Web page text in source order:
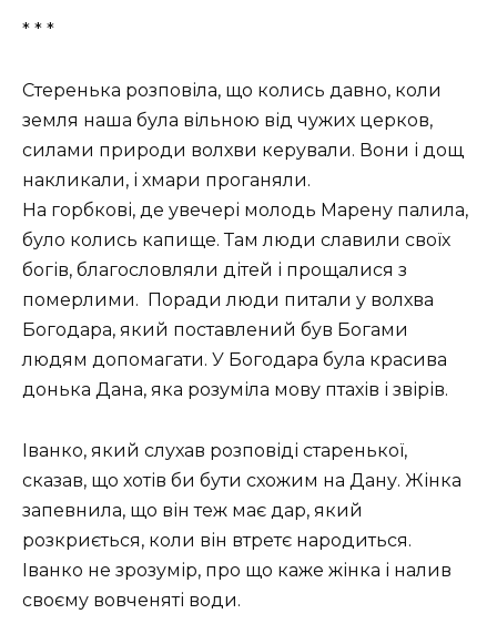
* * *
Стеренька розповіла, що колись давно, коли
земля наша була вільною від чужих церков,
силами природи волхви керували. Вони і дощ
накликали, і хмари проганяли.
На горбкові, де увечері молодь Марену палила,
було колись капище. Там люди славили своїх
богів, благословляли дітей і прощалися з
померлими. Поради люди питали у волхва
Богодара, який поставлений був Богами
людям допомагати. У Богодара була красива
донька Дана, яка розуміла мову птахів і звірів.
Іванко, який слухав розповіді старенької,
сказав, що хотів би бути схожим на Дану. Жінка
запевнила, що він теж має дар, який
розкриється, коли він втретє народиться.
Іванко не зрозумір, про що каже жінка і налив
своєму вовченяті води.